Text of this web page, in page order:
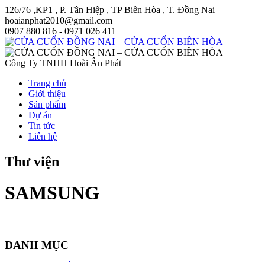
126/76 ,KP1 , P. Tân Hiệp , TP Biên Hòa , T. Đồng Nai
hoaianphat2010@gmail.com
0907 880 816 - 0971 026 411
Công Ty TNHH Hoài Ân Phát
Trang chủ
Giới thiệu
Sản phẩm
Dự án
Tin tức
Liên hệ
Thư viện
SAMSUNG
DANH MỤC